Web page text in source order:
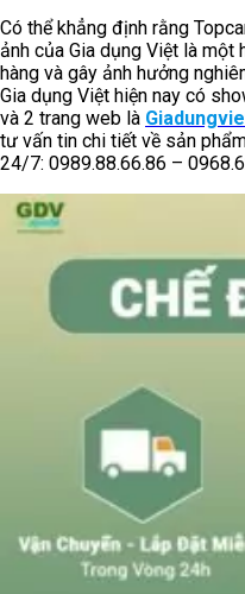
Có thể khẳng định rằng
ảnh của Gia dụng Việt là một
hàng và gây ảnh hưởng
Gia dụng Việt hiện nay có
và 2 trang web là
tư vấn tin chi tiết về sản
24/7: 0989.88.66.86 –